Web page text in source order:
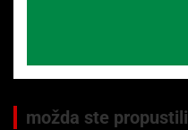
možda ste propustili